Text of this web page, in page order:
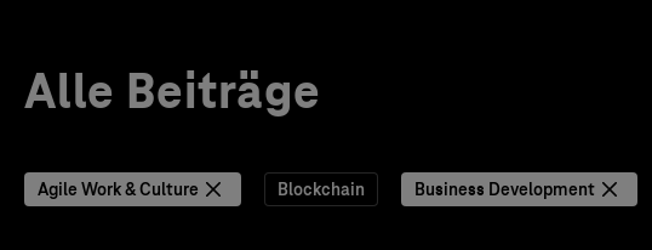
Alle Beiträge
Agile Work & Culture Blockchain Business Development